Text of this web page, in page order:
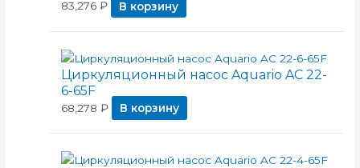
83,276 ₽ В корзину
Циркуляционный насос Aquario AC 22-
6-65F
68,278 ₽ В корзину